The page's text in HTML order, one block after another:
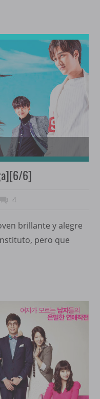
6]
4
brillante y alegre
pero que